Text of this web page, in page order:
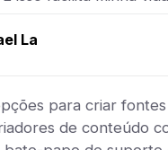
La
para criar
de conteúdo